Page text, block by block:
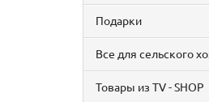
Подарки
Все для сельского
Товары из TV - SHOP